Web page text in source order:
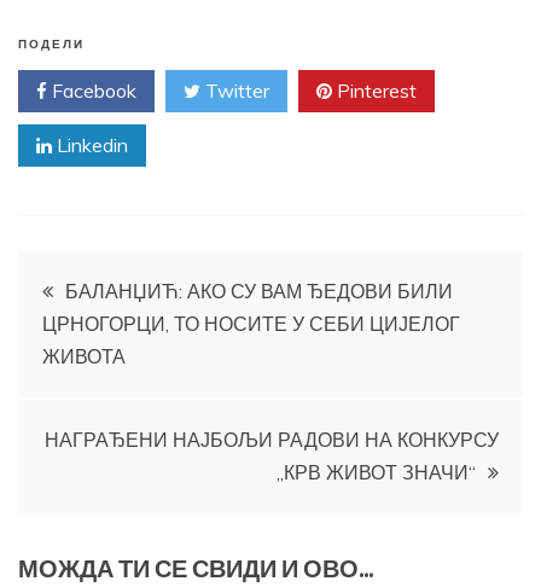
ПОДЕЛИ
Facebook Twitter Pinterest
Linkedin
Кретање
чланка
БАЛАНЏИЋ: АКО СУ ВАМ ЂЕДОВИ БИЛИ
ЦРНОГОРЦИ, ТО НОСИТЕ У СЕБИ ЦИЈЕЛОГ
ЖИВОТА
НАГРАЂЕНИ НАЈБОЉИ РАДОВИ НА КОНКУРСУ
„КРВ ЖИВОТ ЗНАЧИ“
МОЖДА ТИ СЕ СВИДИ И ОВО...